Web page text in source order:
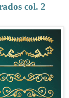
col. 2